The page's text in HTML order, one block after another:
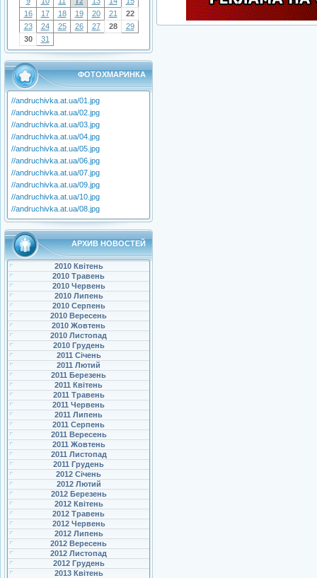
16
17 18 19 20 21
22
23
24 25 26 27 28
29
30
31
ФОТОХМАРИНКА
//andruchivka.at.ua/01.jpg
//andruchivka.at.ua/02.jpg
//andruchivka.at.ua/03.jpg
//andruchivka.at.ua/04.jpg
//andruchivka.at.ua/05.jpg
//andruchivka.at.ua/06.jpg
//andruchivka.at.ua/07.jpg
//andruchivka.at.ua/09.jpg
//andruchivka.at.ua/10.jpg
//andruchivka.at.ua/08.jpg
АРХИВ НОВОСТЕЙ
2010 Квітень
2010 Травень
2010 Червень
2010 Липень
2010 Серпень
2010 Вересень
2010 Жовтень
2010 Листопад
2010 Грудень
2011 Січень
2011 Лютий
2011 Березень
2011 Квітень
2011 Травень
2011 Червень
2011 Липень
2011 Серпень
2011 Вересень
2011 Жовтень
2011 Листопад
2011 Грудень
2012 Січень
2012 Лютий
2012 Березень
2012 Квітень
2012 Травень
2012 Червень
2012 Липень
2012 Вересень
2012 Листопад
2012 Грудень
2013 Квітень